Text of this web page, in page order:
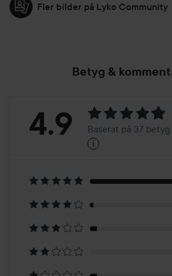
Fler bilder på Lyko Community
Betyg &
Betyg:
Baserat
på
37
betyg
4.9 Baserat på 37 betyg
i